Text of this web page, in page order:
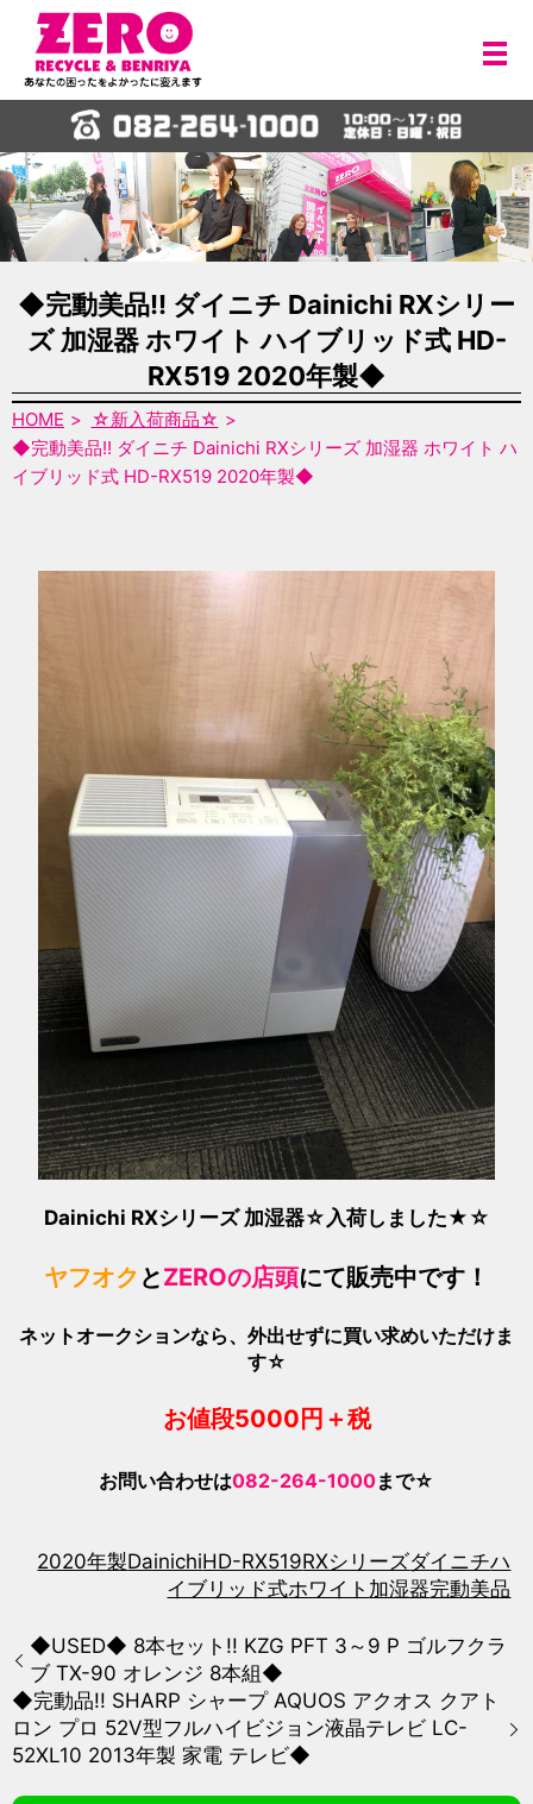
メ
◆完動美品!! ダイニチ Dainichi RXシリー
ズ 加湿器 ホワイト ハイブリッド式 HD-
RX519 2020年製◆
HOME
☆新入荷商品☆
◆完動美品!! ダイニチ Dainichi RXシリーズ 加湿器 ホワイト ハ
イブリッド式 HD-RX519 2020年製◆
Dainichi RXシリーズ 加湿器☆ 入荷しました★☆
ヤフオク とZEROの店頭にて販売中です！
ネットオークションなら、外出せずに買い求めいただけま
す☆
お値段5000 円＋税
お問い合わせは082-264-1000まで☆
2020年製DainichiHD-RX519RXシリーズダイニチハ
イブリッド式ホワイト 加湿器完動美品
◆USED◆ 8本セット!! KZG PFT 3～9 P ゴルフクラ
ブ TX-90 オレンジ 8本組◆
◆完動品!! SHARP シャープ AQUOS アクオス クアト
ロン プロ 52V型フルハイビジョン液晶テレビ LC-
52XL10 2013年製 家電 テレビ◆